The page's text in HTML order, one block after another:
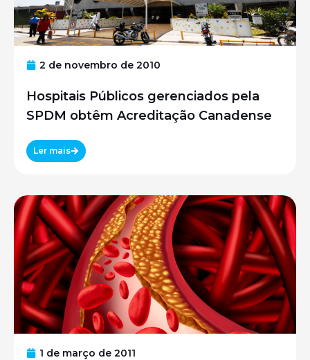
2 de novembro de 2010
Hospitais Públicos gerenciados pela
SPDM obtêm Acreditação Canadense
Ler mais
1 de março de 2011